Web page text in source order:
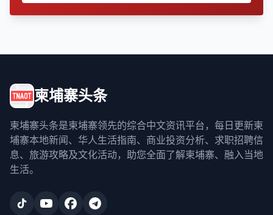
柬埔寨头条
柬埔寨头条是柬埔寨领先的综合中文资讯平台，每日更新柬
埔寨本地新闻、华人生活指南、商业投资分析、求职招聘信
息、旅游攻略及文化活动，助您全面了解柬埔寨、融入当地
生活。